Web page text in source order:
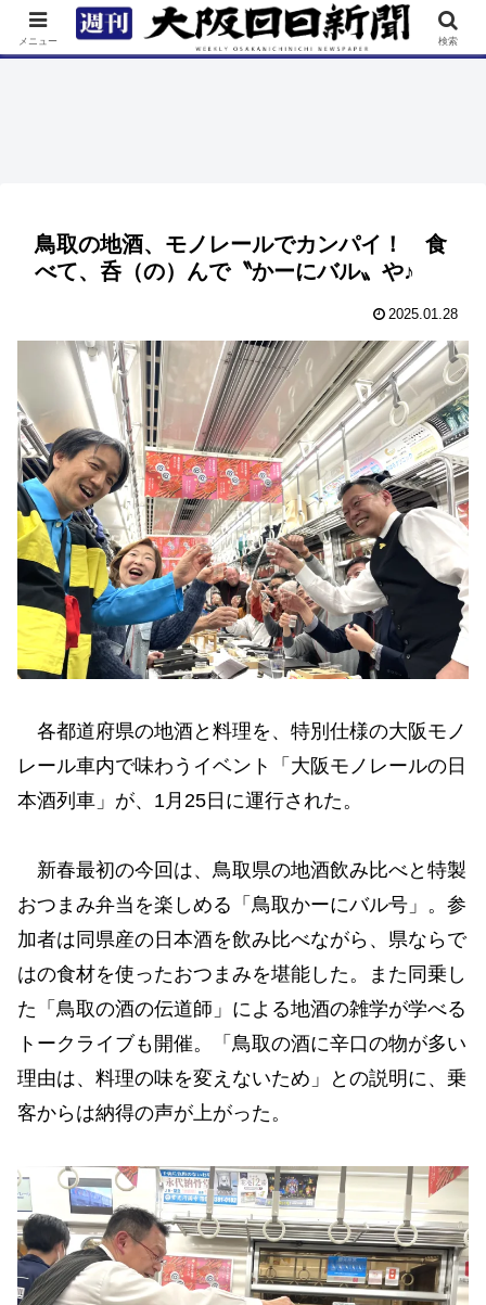
TOP 特集 ニュース 連載 街ネタ イベント
鳥取の地酒、モノレールでカンパイ！ 食
べて、呑（の）んで〝かーにバル〟や♪
2025.01.28
各都道府県の地酒と料理を、特別仕様の大阪モノ
レール車内で味わうイベント「大阪モノレールの日
本酒列車」が、1月25日に運行された。
新春最初の今回は、鳥取県の地酒飲み比べと特製
おつまみ弁当を楽しめる「鳥取かーにバル号」。参
加者は同県産の日本酒を飲み比べながら、県ならで
はの食材を使ったおつまみを堪能した。また同乗し
た「鳥取の酒の伝道師」による地酒の雑学が学べる
トークライブも開催。「鳥取の酒に辛口の物が多い
理由は、料理の味を変えないため」との説明に、乗
客からは納得の声が上がった。
メニュー 検索